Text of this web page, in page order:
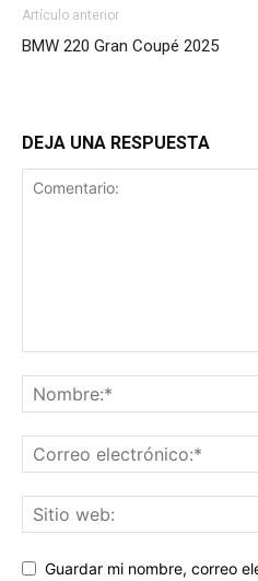
Artículo anterior
BMW 220 Gran Coupé 2025
DEJA UNA RESPUESTA
Guardar mi nombre, correo